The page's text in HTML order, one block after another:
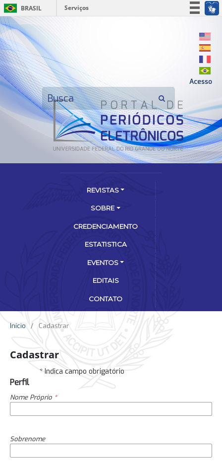
BRASIL
Serviços
Acesso
REVISTAS
SOBRE
CREDENCIAMENTO
ESTATISTICA
EVENTOS
EDITAIS
CONTATO
Início / Cadastrar
Cadastrar
* Indica campo obrigatório
Perfil
Nome Próprio *
Sobrenome